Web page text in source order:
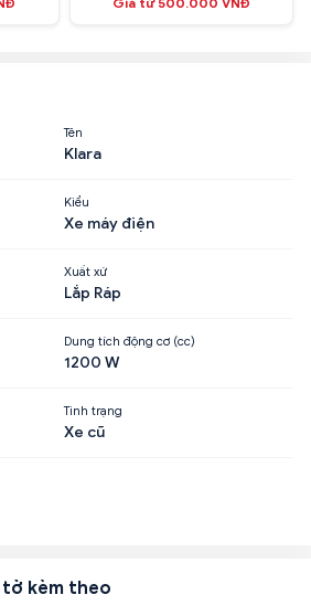
Tên
Klara
Kiểu
Xe máy điện
Xuất xứ
Lắp Ráp
Dung tích động cơ (cc)
1200 W
Tình trạng
Xe cũ
tờ kèm theo